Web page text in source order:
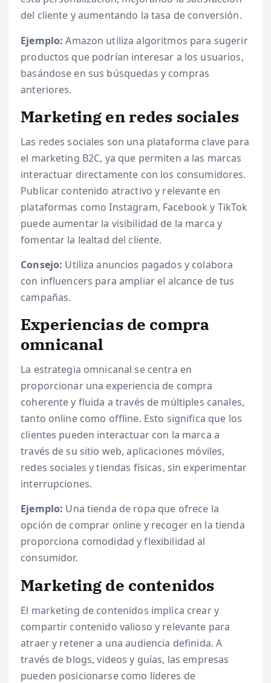
del cliente y aumentando la tasa de conversión.
Ejemplo: Amazon utiliza algoritmos para sugerir
productos que podrían interesar a los usuarios,
basándose en sus búsquedas y compras
anteriores.
Marketing en redes sociales
Las redes sociales son una plataforma clave para
el marketing B2C, ya que permiten a las marcas
interactuar directamente con los consumidores.
Publicar contenido atractivo y relevante en
plataformas como Instagram, Facebook y TikTok
puede aumentar la visibilidad de la marca y
fomentar la lealtad del cliente.
Consejo: Utiliza anuncios pagados y colabora
con influencers para ampliar el alcance de tus
campañas.
Experiencias de compra
omnicanal
La estrategia omnicanal se centra en
proporcionar una experiencia de compra
coherente y fluida a través de múltiples canales,
tanto online como offline. Esto significa que los
clientes pueden interactuar con la marca a
través de su sitio web, aplicaciones móviles,
redes sociales y tiendas físicas, sin experimentar
interrupciones.
Ejemplo: Una tienda de ropa que ofrece la
opción de comprar online y recoger en la tienda
proporciona comodidad y flexibilidad al
consumidor.
Marketing de contenidos
El marketing de contenidos implica crear y
compartir contenido valioso y relevante para
atraer y retener a una audiencia definida. A
través de blogs, videos y guías, las empresas
pueden posicionarse como líderes de